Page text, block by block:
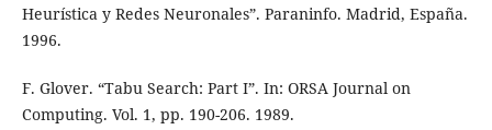
Heurística y Redes Neuronales”. Paraninfo. Madrid, España.
1996.
F. Glover. “Tabu Search: Part I”. In: ORSA Journal on
Computing. Vol. 1, pp. 190-206. 1989.